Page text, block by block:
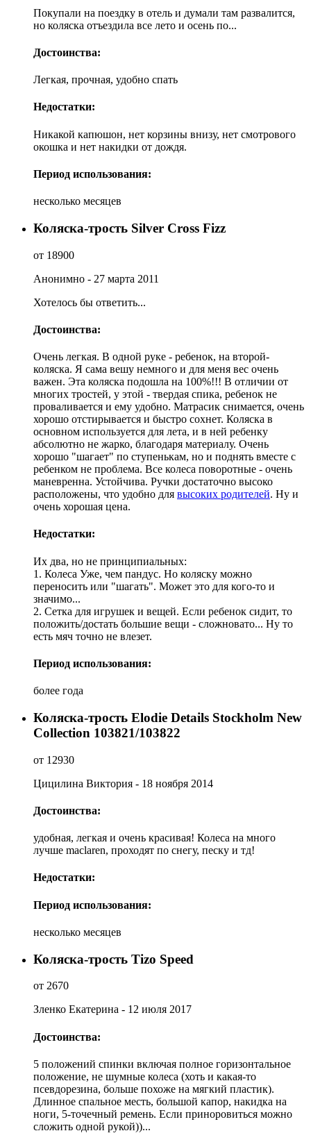
Покупали на поездку в отель и думали там развалится,
но коляска отъездила все лето и осень по...
Достоинства:
Легкая, прочная, удобно спать
Недостатки:
Никакой капюшон, нет корзины внизу, нет смотрового
окошка и нет накидки от дождя.
Период использования:
несколько месяцев
Коляска-трость Silver Cross Fizz
от 18900
Анонимно - 27 марта 2011
Хотелось бы ответить...
Достоинства:
Очень легкая. В одной руке - ребенок, на второй-
коляска. Я сама вешу немного и для меня вес очень
важен. Эта коляска подошла на 100%!!! В отличии от
многих тростей, у этой - твердая спика, ребенок не
проваливается и ему удобно. Матрасик снимается, очень
хорошо отстирывается и быстро сохнет. Коляска в
основном используется для лета, и в ней ребенку
абсолютно не жарко, благодаря материалу. Очень
хорошо "шагает" по ступенькам, но и поднять вместе с
ребенком не проблема. Все колеса поворотные - очень
маневренна. Устойчива. Ручки достаточно высоко
расположены, что удобно для высоких родителей. Ну и
очень хорошая цена.
Недостатки:
Их два, но не принципиальных:
1. Колеса Уже, чем пандус. Но коляску можно
переносить или "шагать". Может это для кого-то и
значимо...
2. Сетка для игрушек и вещей. Если ребенок сидит, то
положить/достать большие вещи - сложновато... Ну то
есть мяч точно не влезет.
Период использования:
более года
Коляска-трость Elodie Details Stockholm New
Collection 103821/103822
от 12930
Цицилина Виктория - 18 ноября 2014
Достоинства:
удобная, легкая и очень красивая! Колеса на много
лучше maclaren, проходят по снегу, песку и тд!
Недостатки:
Период использования:
несколько месяцев
Коляска-трость Tizo Speed
от 2670
Зленко Екатерина - 12 июля 2017
Достоинства:
5 положений спинки включая полное горизонтальное
положение, не шумные колеса (хоть и какая-то
псевдорезина, больше похоже на мягкий пластик).
Длинное спальное месть, большой капор, накидка на
ноги, 5-точечный ремень. Если приноровиться можно
сложить одной рукой))...